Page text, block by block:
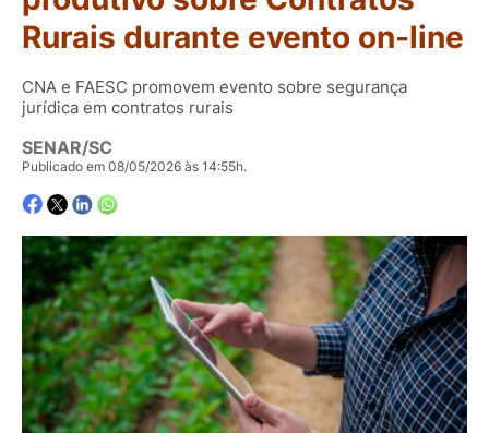
Rurais durante evento on-line
CNA e FAESC promovem evento sobre segurança
jurídica em contratos rurais
SENAR/SC
Publicado em 08/05/2026 às 14:55h.